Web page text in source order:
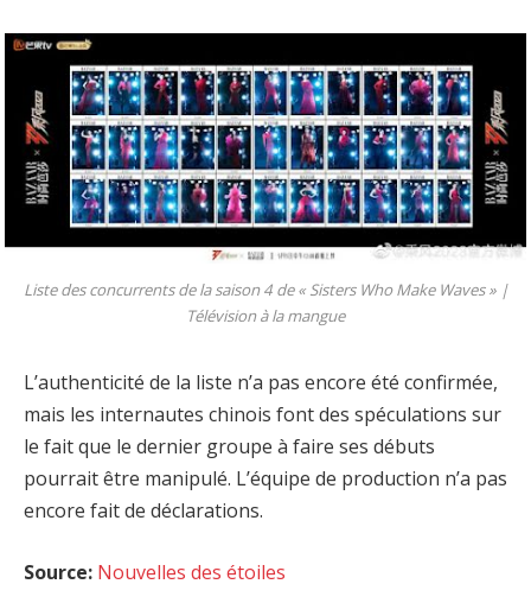
Liste des concurrents de la saison 4 de « Sisters Who Make Waves » |
Télévision à la mangue
L’authenticité de la liste n’a pas encore été confirmée,
mais les internautes chinois font des spéculations sur
le fait que le dernier groupe à faire ses débuts
pourrait être manipulé. L’équipe de production n’a pas
encore fait de déclarations.
Source: Nouvelles des étoiles